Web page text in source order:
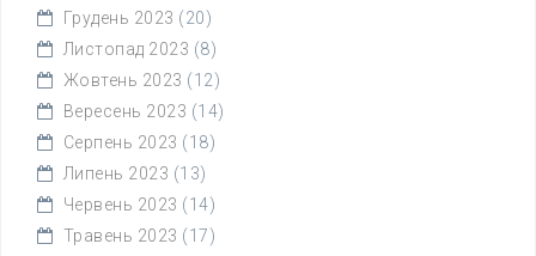
Грудень 2023 (20)
Листопад 2023 (8)
Жовтень 2023 (12)
Вересень 2023 (14)
Серпень 2023 (18)
Липень 2023 (13)
Червень 2023 (14)
Травень 2023 (17)